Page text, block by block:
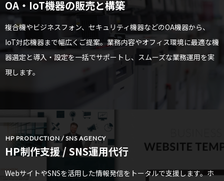
OA・IoT機器の販売と構築
複合機やビジネスフォン、セキュリティ機器などのOA機器から、
IoT対応機器まで幅広くご提案。業務内容やオフィス環境に最適な機
器選定と導入・設定を一括でサポートし、スムーズな業務運用を実
現します。
HP PRODUCTION / SNS AGENCY
HP制作支援 / SNS運用代行
WebサイトやSNSを活用した情報発信をトータルで支援します。ホ